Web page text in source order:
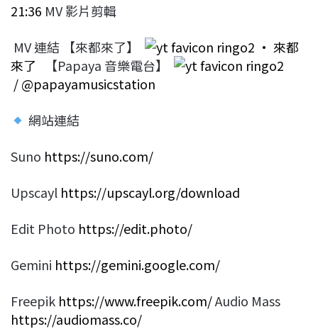
21:36 MV 影片剪輯
MV 連結 【來都來了】
• 來都
來了
【Papaya 音樂電台】
/ @papayamusicstation
網站連結
Suno https://suno.com/
Upscayl https://upscayl.org/download
Edit Photo https://edit.photo/
Gemini https://gemini.google.com/
Freepik https://www.freepik.com/Audio Mass
https://audiomass.co/